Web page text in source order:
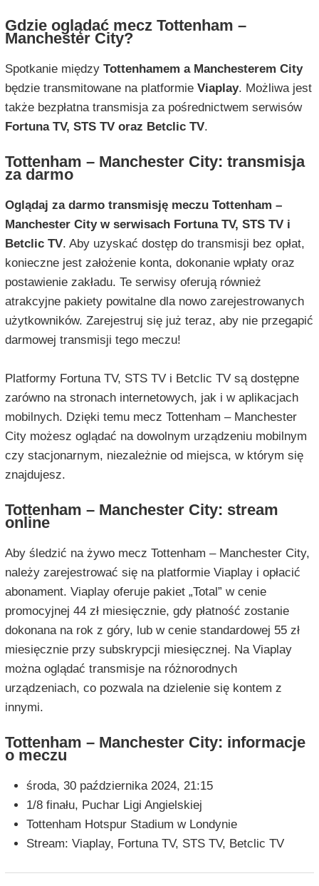
Gdzie oglądać mecz Tottenham –
Manchester City?
Spotkanie między Tottenhamem a Manchesterem City
będzie transmitowane na platformie Viaplay. Możliwa jest
także bezpłatna transmisja za pośrednictwem serwisów
Fortuna TV, STS TV oraz Betclic TV.
Tottenham – Manchester City: transmisja
za darmo
Oglądaj za darmo transmisję meczu Tottenham –
Manchester City w serwisach Fortuna TV, STS TV i
Betclic TV. Aby uzyskać dostęp do transmisji bez opłat,
konieczne jest założenie konta, dokonanie wpłaty oraz
postawienie zakładu. Te serwisy oferują również
atrakcyjne pakiety powitalne dla nowo zarejestrowanych
użytkowników. Zarejestruj się już teraz, aby nie przegapić
darmowej transmisji tego meczu!
Platformy Fortuna TV, STS TV i Betclic TV są dostępne
zarówno na stronach internetowych, jak i w aplikacjach
mobilnych. Dzięki temu mecz Tottenham – Manchester
City możesz oglądać na dowolnym urządzeniu mobilnym
czy stacjonarnym, niezależnie od miejsca, w którym się
znajdujesz.
Tottenham – Manchester City: stream
online
Aby śledzić na żywo mecz Tottenham – Manchester City,
należy zarejestrować się na platformie Viaplay i opłacić
abonament. Viaplay oferuje pakiet „Total” w cenie
promocyjnej 44 zł miesięcznie, gdy płatność zostanie
dokonana na rok z góry, lub w cenie standardowej 55 zł
miesięcznie przy subskrypcji miesięcznej. Na Viaplay
można oglądać transmisje na różnorodnych
urządzeniach, co pozwala na dzielenie się kontem z
innymi.
Tottenham – Manchester City: informacje
o meczu
środa, 30 października 2024, 21:15
1/8 finału, Puchar Ligi Angielskiej
Tottenham Hotspur Stadium w Londynie
Stream: Viaplay, Fortuna TV, STS TV, Betclic TV